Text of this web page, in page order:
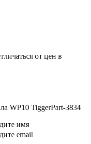
от цен в
WP10 TiggerPart-3834
имя
email